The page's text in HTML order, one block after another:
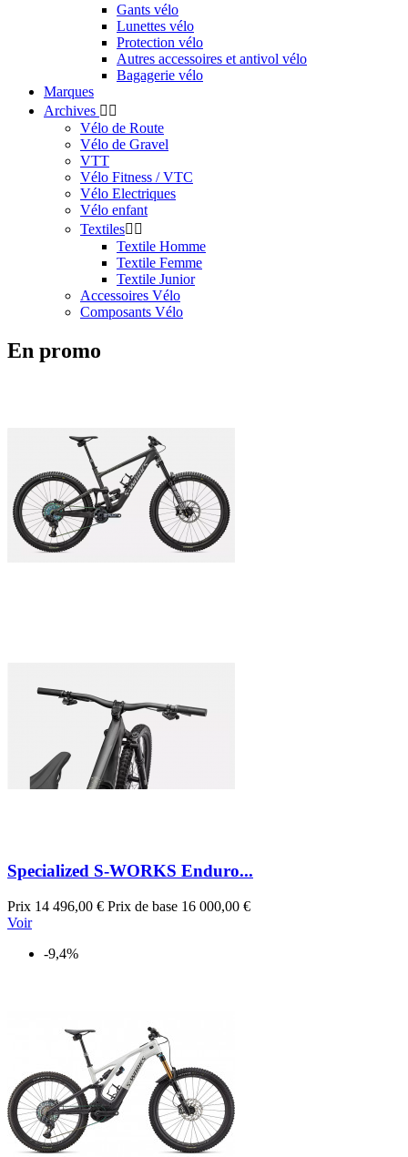
Gants vélo
Lunettes vélo
Protection vélo
Autres accessoires et antivol vélo
Bagagerie vélo
Marques
Archives  
Vélo de Route
Vélo de Gravel
VTT
Vélo Fitness / VTC
Vélo Electriques
Vélo enfant
Textiles 
Textile Homme
Textile Femme
Textile Junior
Accessoires Vélo
Composants Vélo
En promo
Specialized S-WORKS Enduro...
Prix 14 496,00 € Prix de base 16 000,00 €
Voir
-9,4%